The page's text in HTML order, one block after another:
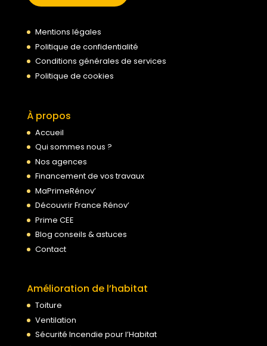
Mentions légales
Politique de confidentialité
Conditions générales de services
Politique de cookies
À propos
Accueil
Qui sommes nous ?
Nos agences
Financement de vos travaux
MaPrimeRénov’
Découvrir France Rénov’
Prime CEE
Blog conseils & astuces
Contact
Amélioration de l’habitat
Toiture
Ventilation
Sécurité Incendie pour l’Habitat